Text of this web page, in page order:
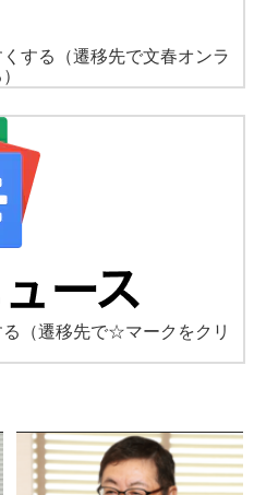
する
（遷移先で文春オンラ
（遷移先で☆マークをクリ